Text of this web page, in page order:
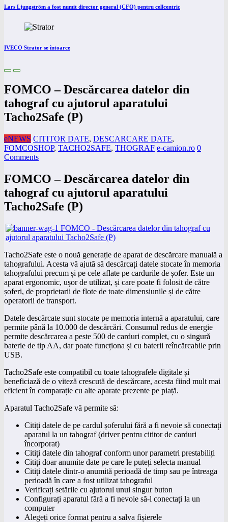
Lars Ljungström a fost numit director general (CFO) pentru cellcentric
IVECO Strator se întoarce
FOMCO – Descărcarea datelor din
tahograf cu ajutorul aparatului
Tacho2Safe (P)
eNEWS CITITOR DATE, DESCARCARE DATE,
FOMCOSHOP, TACHO2SAFE, THOGRAF e-camion.ro 0
Comments
FOMCO – Descărcarea datelor din
tahograf cu ajutorul aparatului
Tacho2Safe (P)
Tacho2Safe este o nouă generație de aparat de descărcare manuală a
tahografului. Acesta vă ajută să descărcați datele stocate în memoria
tahografului precum și pe cele aflate pe cardurile de șofer. Este un
aparat ergonomic, ușor de utilizat, și care poate fi folosit de către
șoferi, de proprietarii de flote de toate dimensiunile și de către
operatorii de transport.
Datele descărcate sunt stocate pe memoria internă a aparatului, care
permite până la 10.000 de descărcări. Consumul redus de energie
permite descărcarea a peste 500 de carduri complet, cu o singură
baterie de tip AA, dar poate funcționa și cu baterii reîncărcabile prin
USB.
Tacho2Safe este compatibil cu toate tahografele digitale și
beneficiază de o viteză crescută de descărcare, acesta fiind mult mai
eficient în comparație cu alte aparate prezente pe piață.
Aparatul Tacho2Safe vă permite să:
Citiți datele de pe cardul șoferului fără a fi nevoie să conectați
aparatul la un tahograf (driver pentru cititor de carduri
încorporat)
Citiți datele din tahograf conform unor parametri prestabiliți
Citiți doar anumite date pe care le puteți selecta manual
Citiți datele dintr-o anumită perioadă de timp sau pe întreaga
perioadă în care a fost utilizat tahograful
Verificați setările cu ajutorul unui singur buton
Configurați aparatul fără a fi nevoie să-l conectați la un
computer
Alegeți orice format pentru a salva fișierele